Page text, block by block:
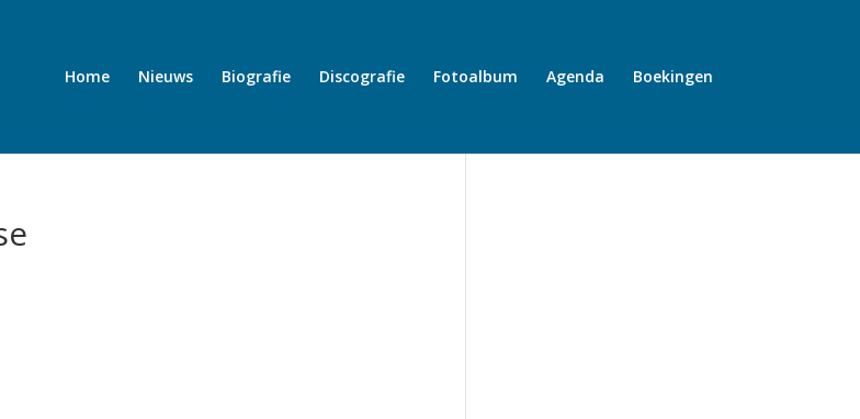
Home Nieuws Biografie Discografie Fotoalbum Agenda Boekingen